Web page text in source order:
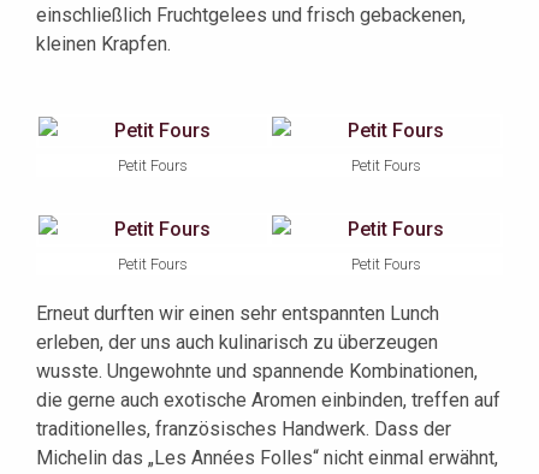
einschließlich Fruchtgelees und frisch gebackenen,
kleinen Krapfen.
Petit Fours Petit Fours
Petit Fours Petit Fours
Erneut durften wir einen sehr entspannten Lunch
erleben, der uns auch kulinarisch zu überzeugen
wusste. Ungewohnte und spannende Kombinationen,
die gerne auch exotische Aromen einbinden, treffen auf
traditionelles, französisches Handwerk. Dass der
Michelin das „Les Années Folles“ nicht einmal erwähnt,